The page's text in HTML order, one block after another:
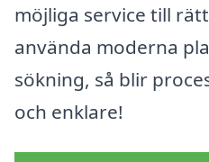
möjliga service till
använda moderna
sökning, så blir
och enklare!